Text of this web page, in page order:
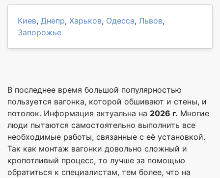
Киев, Днепр, Харьков, Одесса, Львов,
Запорожье
В последнее время большой популярностью
пользуется вагонка, которой обшивают и стены, и
потолок. Информация актуальна на 2026 г. Многие
люди пытаются самостоятельно выполнить все
необходимые работы, связанные с её установкой.
Так как монтаж вагонки довольно сложный и
кропотливый процесс, то лучше за помощью
обратиться к специалистам, тем более, что на